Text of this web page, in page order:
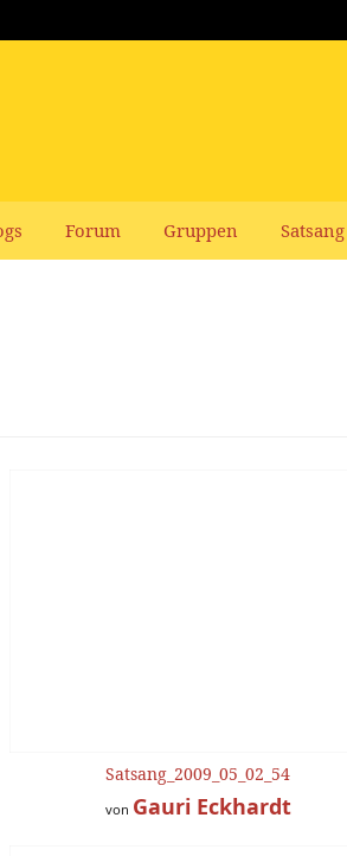
Forum Gruppen Satsang
Satsang_2009_05_02_54
von Gauri Eckhardt